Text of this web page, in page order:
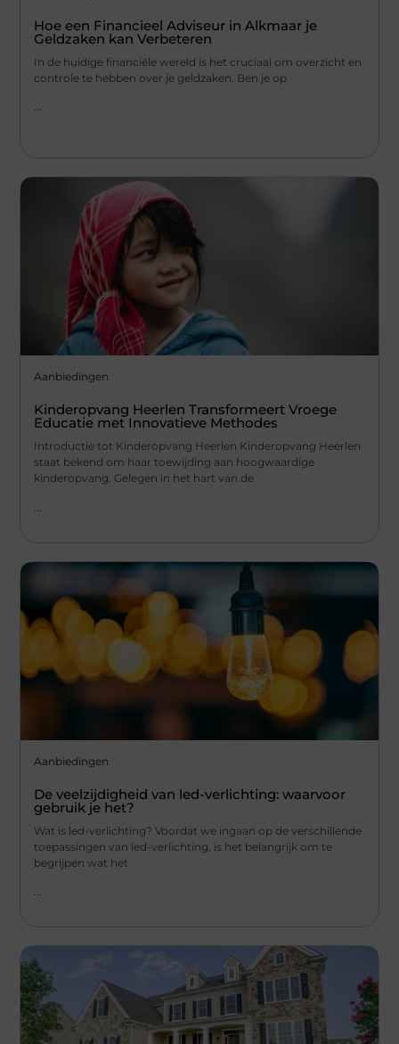
Hoe een Financieel Adviseur in Alkmaar je
Geldzaken kan Verbeteren
In de huidige financiële wereld is het cruciaal om overzicht en
controle te hebben over je geldzaken. Ben je op
...
Aanbiedingen
Kinderopvang Heerlen Transformeert Vroege
Educatie met Innovatieve Methodes
Introductie tot Kinderopvang Heerlen Kinderopvang Heerlen
staat bekend om haar toewijding aan hoogwaardige
kinderopvang. Gelegen in het hart van de
Aanbiedingen
De veelzijdigheid van led-verlichting: waarvoor
gebruik je het?
Wat is led-verlichting? Voordat we ingaan op de verschillende
toepassingen van led-verlichting, is het belangrijk om te
begrijpen wat het